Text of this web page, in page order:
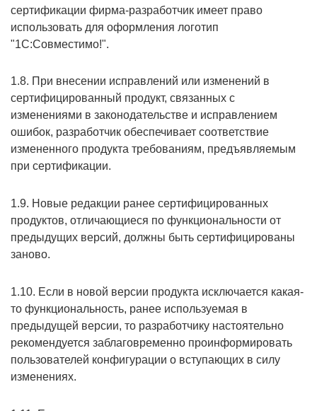
сертификации фирма-разработчик имеет право
использовать для оформления логотип
"1C:Совместимо!".
1.8. При внесении исправлений или изменений в
сертифицированный продукт, связанных с
изменениями в законодательстве и исправлением
ошибок, разработчик обеспечивает соответствие
измененного продукта требованиям, предъявляемым
при сертификации.
1.9. Новые редакции ранее сертифицированных
продуктов, отличающиеся по функциональности от
предыдущих версий, должны быть сертифицированы
заново.
1.10. Если в новой версии продукта исключается какая-
то функциональность, ранее используемая в
предыдущей версии, то разработчику настоятельно
рекомендуется заблаговременно проинформировать
пользователей конфигурации о вступающих в силу
изменениях.